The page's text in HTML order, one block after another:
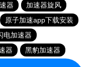
器
加速器旋风
原子加速app下载安装
电加速器
器
黑豹加速器